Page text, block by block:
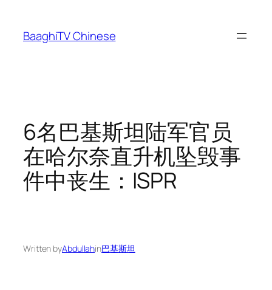
content
BaaghiTV Chinese
6名巴基斯坦陆军官员
在哈尔奈直升机坠毁事
件中丧生：ISPR
Written byAbdullahin巴基斯坦